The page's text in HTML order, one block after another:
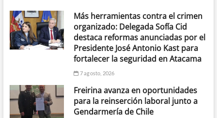
Más herramientas contra el crimen
organizado: Delegada Sofía Cid
destaca reformas anunciadas por el
Presidente José Antonio Kast para
fortalecer la seguridad en Atacama
7 agosto, 2026
Freirina avanza en oportunidades
para la reinserción laboral junto a
Gendarmería de Chile